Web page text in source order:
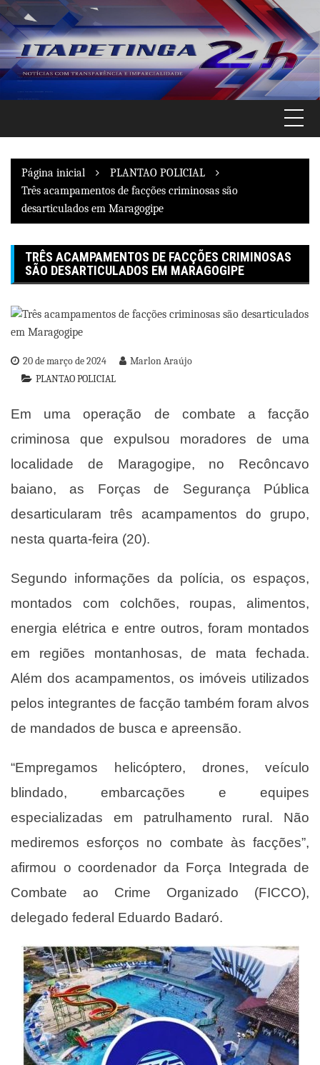
Pular
para
o
conteúdo
Página inicial
PLANTAO POLICIAL
Três acampamentos de facções criminosas são
desarticulados em Maragogipe
TRÊS ACAMPAMENTOS DE FACÇÕES CRIMINOSAS
SÃO DESARTICULADOS EM MARAGOGIPE
20 de março de 2024
Marlon Araújo
PLANTAO POLICIAL
Em uma operação de combate a facção
criminosa que expulsou moradores de uma
localidade de Maragogipe, no Recôncavo
baiano, as Forças de Segurança Pública
desarticularam três acampamentos do grupo,
nesta quarta-feira (20).
Segundo informações da polícia, os espaços,
montados com colchões, roupas, alimentos,
energia elétrica e entre outros, foram montados
em regiões montanhosas, de mata fechada.
Além dos acampamentos, os imóveis utilizados
pelos integrantes de facção também foram alvos
de mandados de busca e apreensão.
“Empregamos helicóptero, drones, veículo
blindado, embarcações e equipes
especializadas em patrulhamento rural. Não
mediremos esforços no combate às facções”,
afirmou o coordenador da Força Integrada de
Combate ao Crime Organizado (FICCO),
delegado federal Eduardo Badaró.